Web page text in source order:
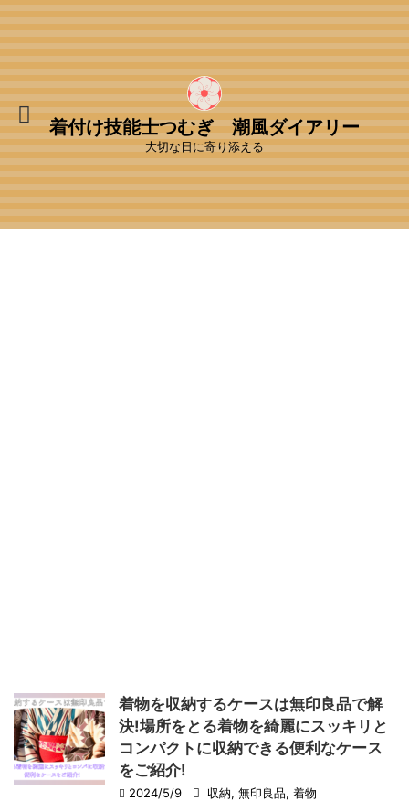
着付け技能士つむぎ 潮風ダイアリー
大切な日に寄り添える
着物を収納するケースは無印良品で解
決!場所をとる着物を綺麗にスッキリと
コンパクトに収納できる便利なケース
をご紹介!
2024/5/9 収納, 無印良品, 着物